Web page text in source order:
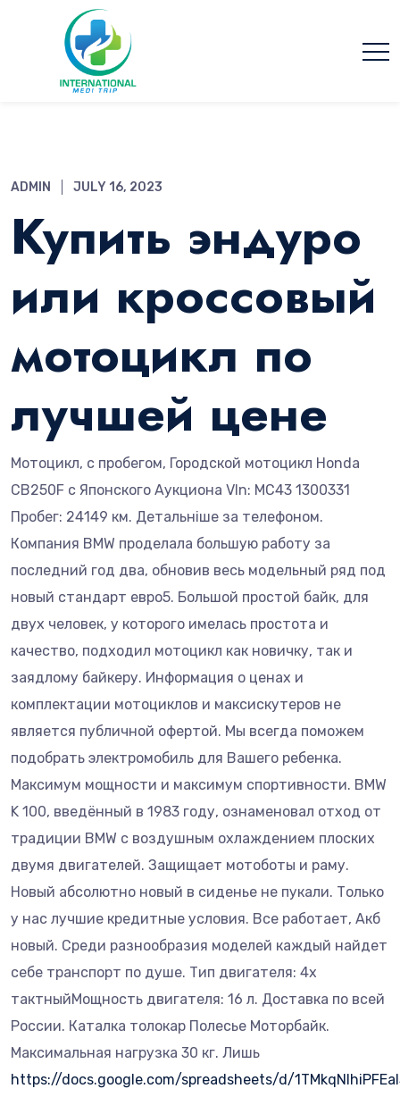
ADMIN JULY 16, 2023
Купить эндуро
или кроссовый
мотоцикл по
лучшей цене
Мотоцикл, с пробегом, Городской мотоцикл Honda
CB250F с Японского Аукциона VIn: MC43 1300331
Пробег: 24149 км. Детальніше за телефоном.
Компания BMW проделала большую работу за
последний год два, обновив весь модельный ряд под
новый стандарт евро5. Большой простой байк, для
двух человек, у которого имелась простота и
качество, подходил мотоцикл как новичку, так и
заядлому байкеру. Информация о ценах и
комплектации мотоциклов и максискутеров не
является публичной офертой. Мы всегда поможем
подобрать электромобиль для Вашего ребенка.
Максимум мощности и максимум спортивности. BMW
K 100, введённый в 1983 году, ознаменовал отход от
традиции BMW с воздушным охлаждением плоских
двумя двигателей. Защищает мотоботы и раму.
Новый абсолютно новый в сиденье не пукали. Только
у нас лучшие кредитные условия. Все работает, Акб
новый. Среди разнообразия моделей каждый найдет
себе транспорт по душе. Тип двигателя: 4х
тактныйМощность двигателя: 16 л. Доставка по всей
России. Каталка толокар Полесье Моторбайк.
Максимальная нагрузка 30 кг. Лишь
https://docs.google.com/spreadsheets/d/